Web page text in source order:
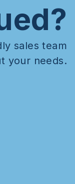
sales team
your needs.